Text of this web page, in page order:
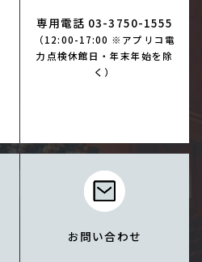
専用電話 03-3750-1555
（12:00-17:00 ※アプリコ電
力点検休館日・年末年始を除
く）
お問い合わせ